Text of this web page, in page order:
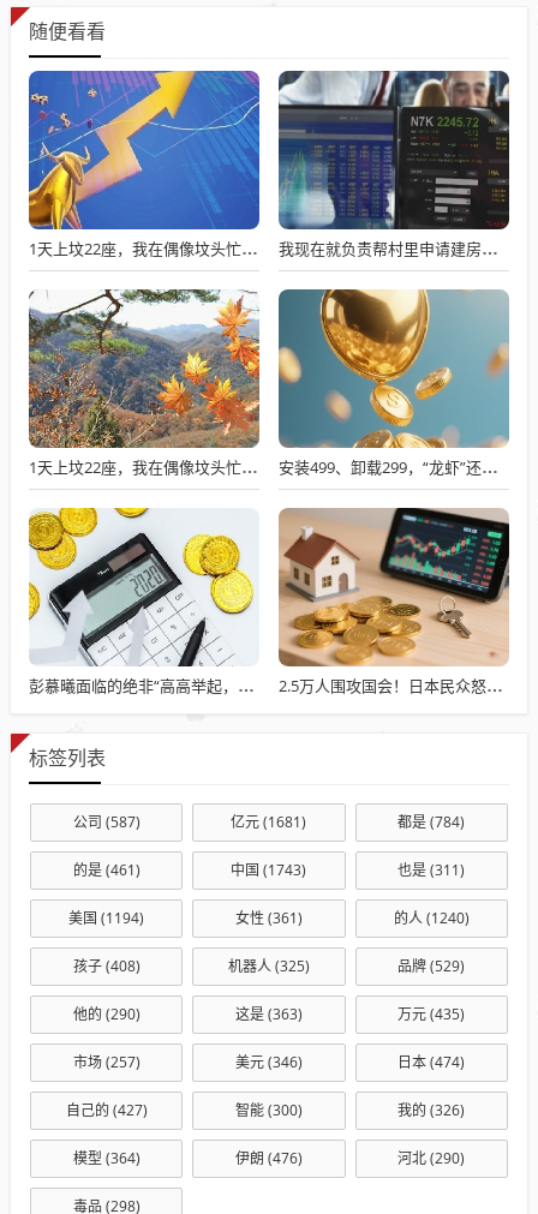
随便看看
1天上坟22座，我在偶像坟头忙疯了 我现在就负责帮村里申请建房的工作，现在村里不是盖不起，是没地没指标！
1天上坟22座，我在偶像坟头忙疯了 安装499、卸载299，“龙虾”还能“活”多久？
彭慕曦面临的绝非“高高举起，轻轻放下” 2.5万人围攻国会！日本民众怒了：让她下台！
标签列表
公司 (587) 亿元(1681) 都是(784)
的是(461) 中国 (1743) 也是(311)
美国 (1194) 女性 (361) 的人(1240)
孩子(408) 机器人(325) 品牌(529)
他的 (290) 这是(363) 万元(435)
市场(257) 美元(346) 日本(474)
自己的 (427) 智能(300) 我的 (326)
模型 (364) 伊朗 (476) 河北(290)
毒品 (298)